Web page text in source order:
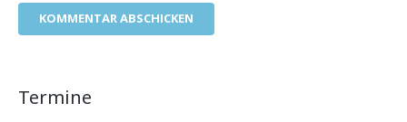
KOMMENTAR ABSCHICKEN
Termine